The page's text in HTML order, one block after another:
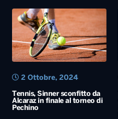
Tennis, Sinner sconfitto da
Alcaraz in finale al torneo di
Pechino
2 Ottobre, 2024